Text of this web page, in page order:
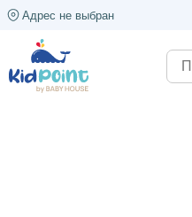
Адрес не выбран